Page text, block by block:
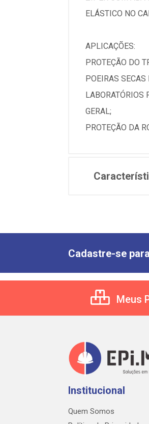
ELÁSTICO NO
APLICAÇÕES:
PROTEÇÃO DO
POEIRAS
LABORATÓRIOS
GERAL;
PROTEÇÃO DA
Cadastre-se
Meus
Institucional
Quem Somos